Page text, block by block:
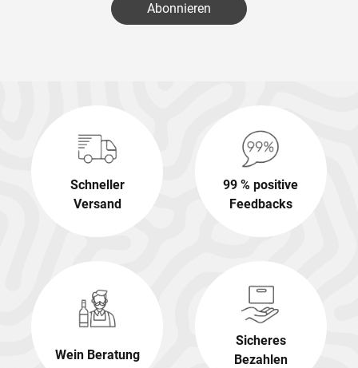
Abonnieren
Schneller
Versand
99 % positive
Feedbacks
Wein Beratung
Sicheres
Bezahlen